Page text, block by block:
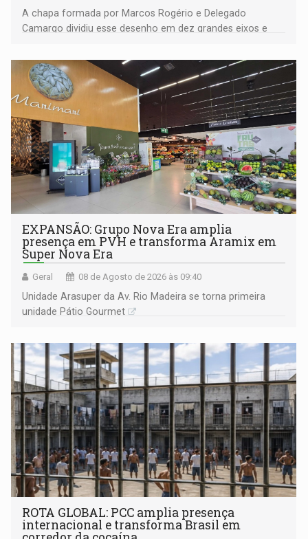
A chapa formada por Marcos Rogério e Delegado
Camargo dividiu esse desenho em dez grandes eixos e
EXPANSÃO: Grupo Nova Era amplia
presença em PVH e transforma Aramix em
Super Nova Era
Geral 08 de Agosto de 2026 às 09:40
Unidade Arasuper da Av. Rio Madeira se torna primeira
unidade Pátio Gourmet
ROTA GLOBAL: PCC amplia presença
internacional e transforma Brasil em